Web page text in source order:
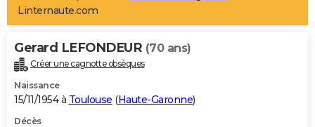
Art de vivre
Bien-être
Loisirs
Mode
Modes de vie
Alimentation
Guide de la santé
Maladies
Médicaments
Sommeil
VOYAGE
Destinations
City break
Voyage nature
Voyage de noces
Forum
Climat
+PHOTO
GUIDES D'ACHAT
Linternaute.com
Gerard LEFONDEUR (70 ans)
Créer une cagnotte obsèques
Naissance
15/11/1954 à Toulouse (Haute-Garonne)
Décès